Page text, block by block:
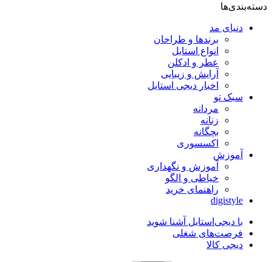
دسته‌بندی‌ها
دنیای مد
برندها و طراحان
انواع استایل
عطر و ادکلن
آرایش و زیبایی
اخبار دیجی استایل
سبک تو
مردانه
زنانه
بچگانه
اکسسوری
آموزش
آموزش و نگهداری
خیاطی و الگو
راهنمای خرید
digistyle
با دیجی‌استایل آشنا شوید
فرصت‌های شغلی
دیجی کالا